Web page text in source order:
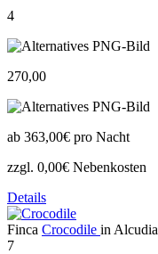
4
270,00
ab 363,00€ pro Nacht
zzgl. 0,00€ Nebenkosten
Details
Finca Crocodile in Alcudia
7